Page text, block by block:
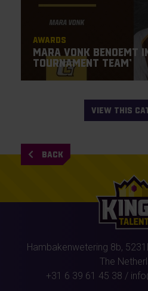
Awards
Mara Vonk benoemt
Tournament Team’
VIEW THIS
BACK
Hambakenwetering 8b,
The
+31 6 39 61 45 38 /